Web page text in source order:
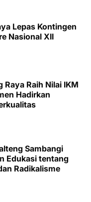
Lepas Kontingen
Nasional XII
Raih Nilai IKM
Hadirkan
Sambangi
Edukasi tentang
Radikalisme